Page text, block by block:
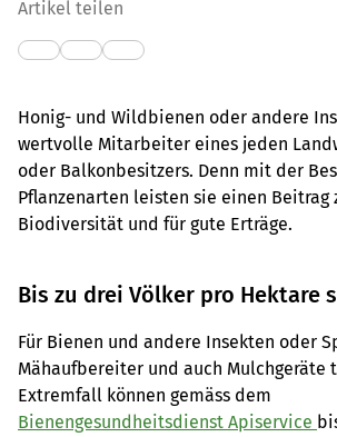
Artikel teilen
Honig- und Wildbienen oder andere
wertvolle Mitarbeiter eines jeden
oder Balkonbesitzers. Denn mit der
Pflanzenarten leisten sie einen Beitrag
Biodiversität und für gute Erträge.
Bis zu drei Völker pro Hektare
Für Bienen und andere Insekten oder
Mähaufbereiter und auch Mulchgeräte
Extremfall können gemäss dem
Bienengesundheitsdienst Apiservice